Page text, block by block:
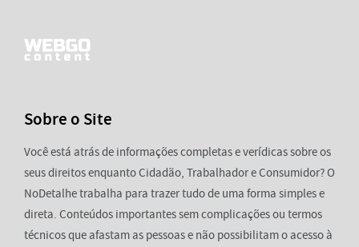
Sobre o Site
Você está atrás de informações completas e verídicas sobre os
seus direitos enquanto Cidadão, Trabalhador e Consumidor? O
NoDetalhe trabalha para trazer tudo de uma forma simples e
direta. Conteúdos importantes sem complicações ou termos
técnicos que afastam as pessoas e não possibilitam o acesso à